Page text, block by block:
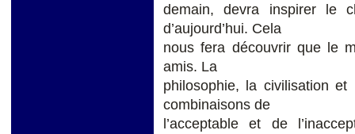
demain, devra inspirer le
d’aujourd’hui. Cela
nous fera découvrir que le
amis. La
philosophie, la civilisation
combinaisons de
l’acceptable et de